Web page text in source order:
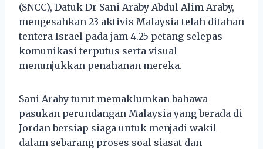
(SNCC), Datuk Dr Sani Araby Abdul Alim Araby,
mengesahkan 23 aktivis Malaysia telah ditahan
tentera Israel pada jam 4.25 petang selepas
komunikasi terputus serta visual
menunjukkan penahanan mereka.
Sani Araby turut memaklumkan bahawa
pasukan perundangan Malaysia yang berada di
Jordan bersiap siaga untuk menjadi wakil
dalam sebarang proses soal siasat dan